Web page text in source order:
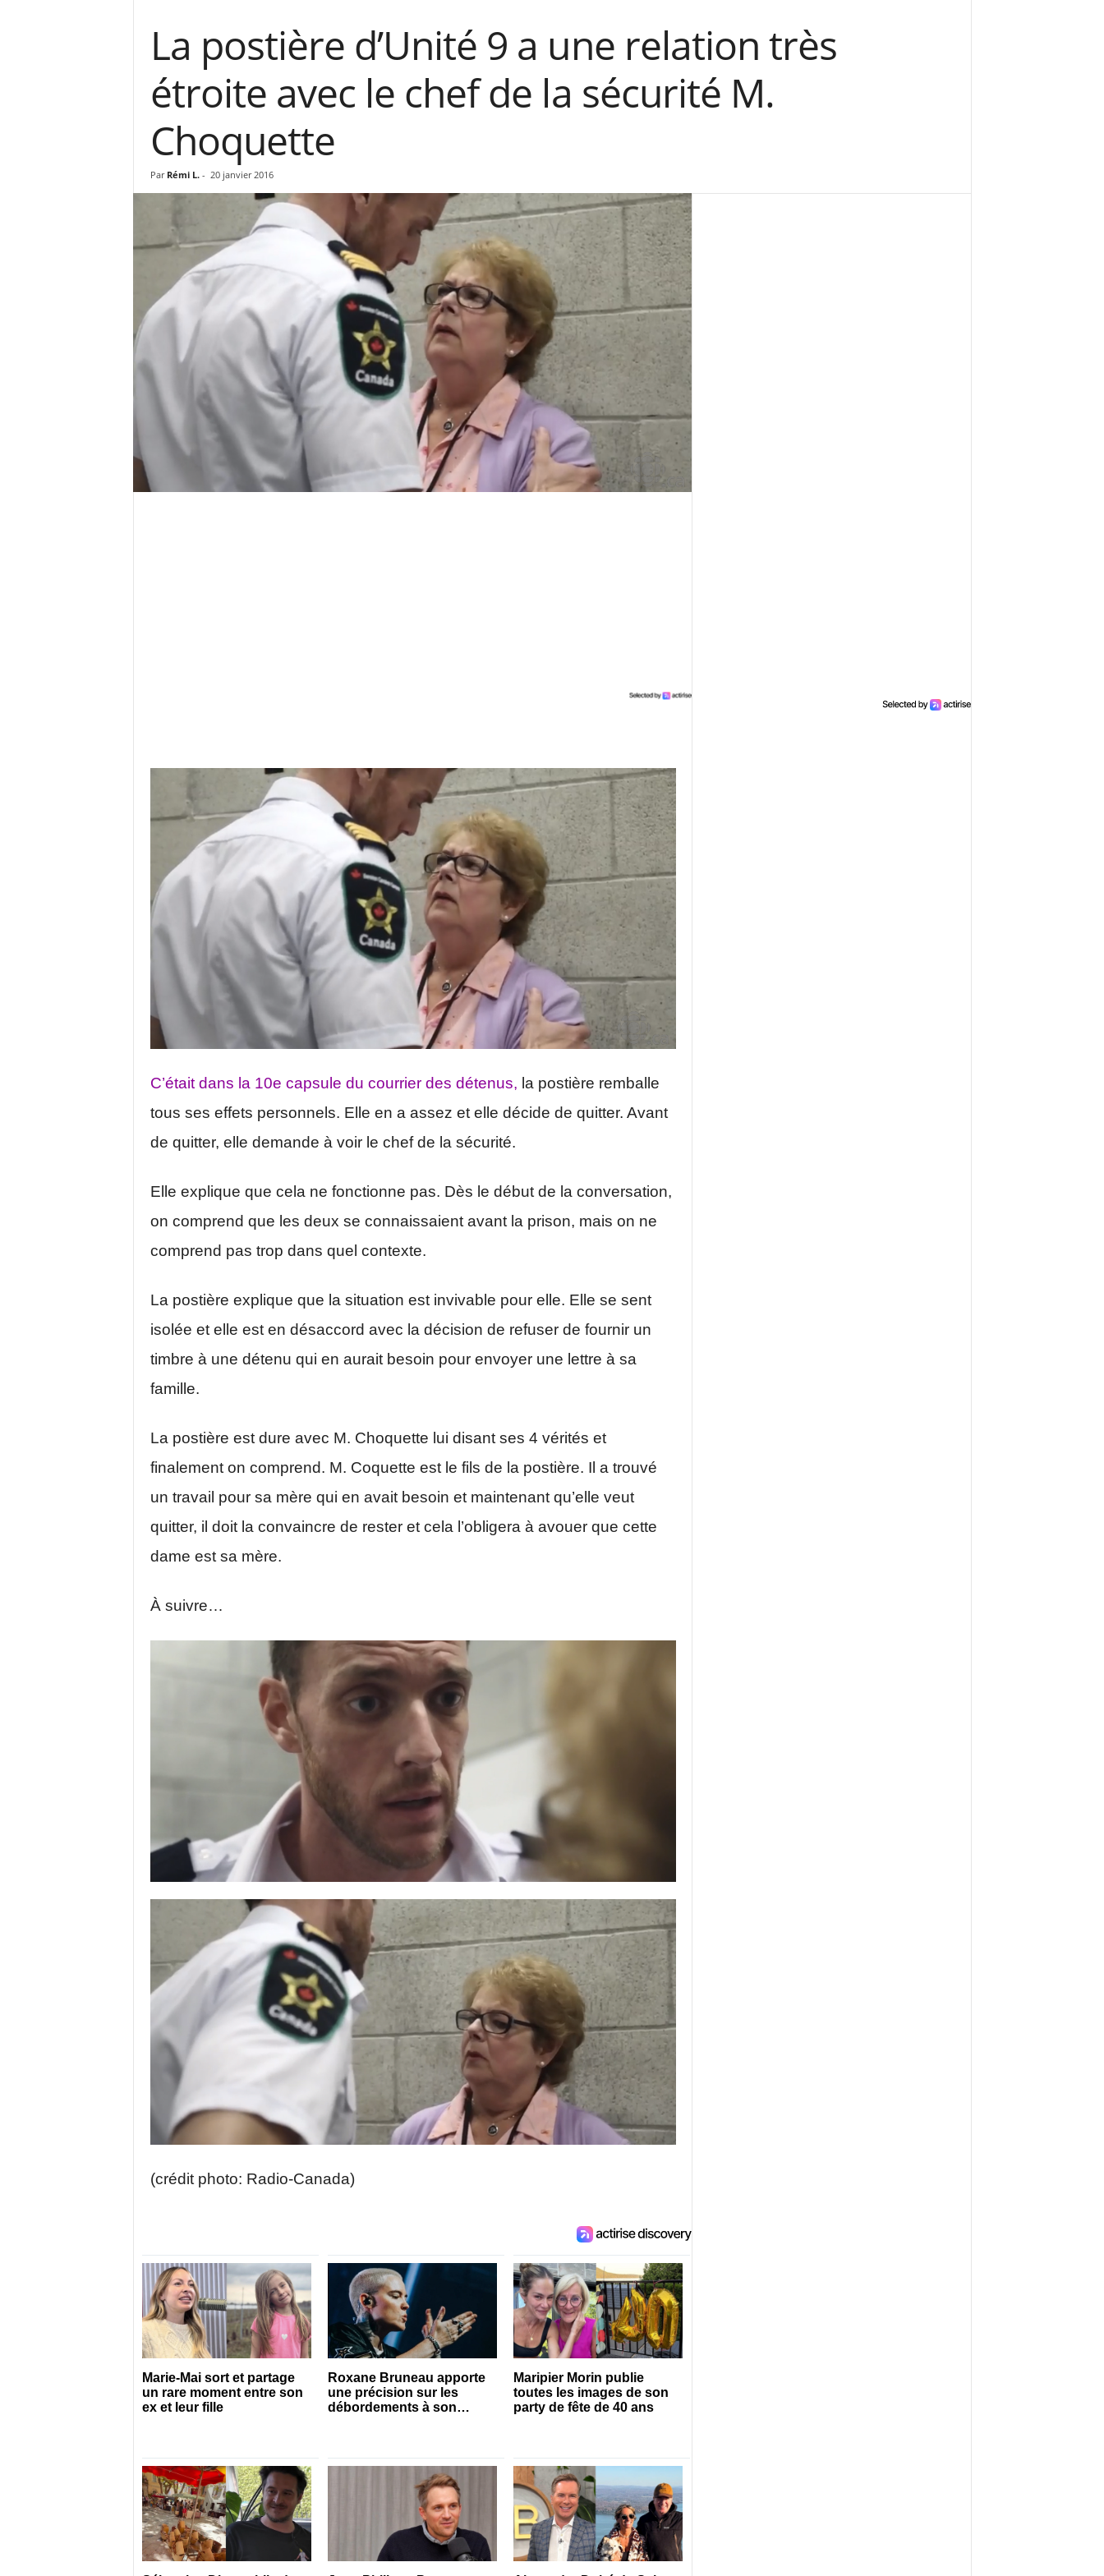
La postière d’Unité 9 a une relation très
étroite avec le chef de la sécurité M.
Choquette
Par Rémi L. - 20 janvier 2016
C’était dans la 10e capsule du courrier des détenus, la postière remballe
tous ses effets personnels. Elle en a assez et elle décide de quitter. Avant
de quitter, elle demande à voir le chef de la sécurité.
Elle explique que cela ne fonctionne pas. Dès le début de la conversation,
on comprend que les deux se connaissaient avant la prison, mais on ne
comprend pas trop dans quel contexte.
La postière explique que la situation est invivable pour elle. Elle se sent
isolée et elle est en désaccord avec la décision de refuser de fournir un
timbre à une détenu qui en aurait besoin pour envoyer une lettre à sa
famille.
La postière est dure avec M. Choquette lui disant ses 4 vérités et
finalement on comprend. M. Coquette est le fils de la postière. Il a trouvé
un travail pour sa mère qui en avait besoin et maintenant qu’elle veut
quitter, il doit la convaincre de rester et cela l’obligera à avouer que cette
dame est sa mère.
À suivre…
(crédit photo: Radio-Canada)
Marie-Mai sort et partage
un rare moment entre son
ex et leur fille
Roxane Bruneau apporte
une précision sur les
débordements à son
Maripier Morin publie
toutes les images de son
party de fête de 40 ans